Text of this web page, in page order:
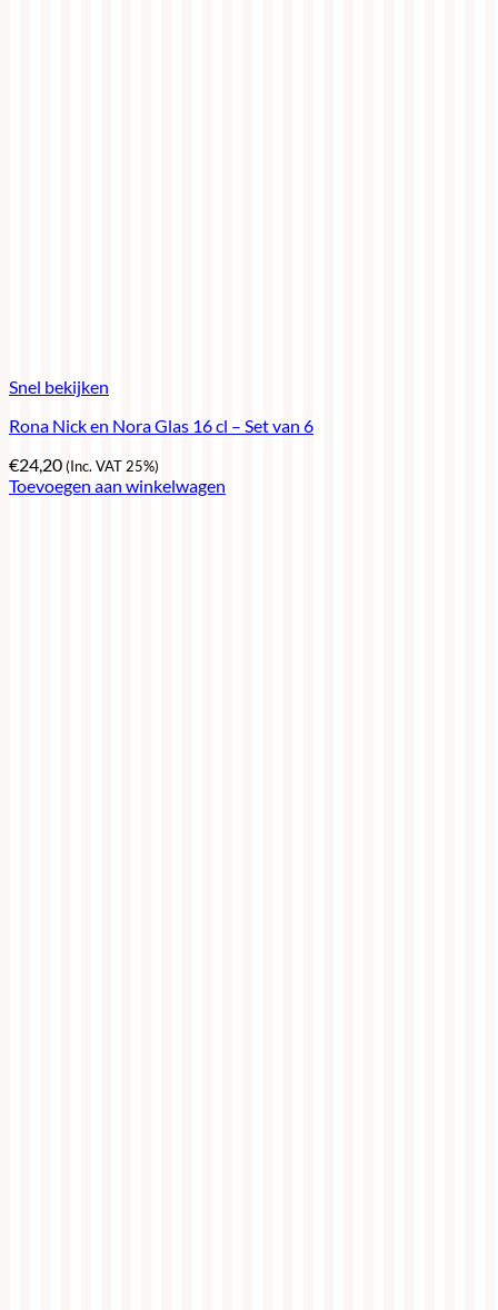
Snel bekijken
Rona Nick en Nora Glas 16 cl – Set van 6
€24,20(Inc. VAT 25%)
Toevoegen aan winkelwagen